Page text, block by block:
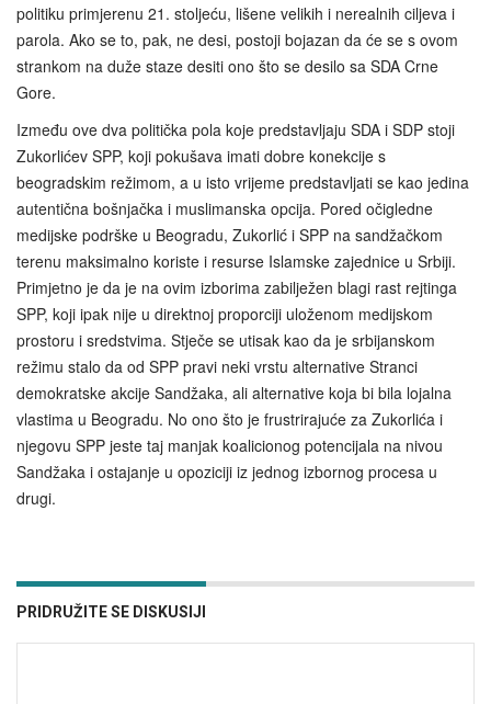
politiku primjerenu 21. stoljeću, lišene velikih i nerealnih ciljeva i
parola. Ako se to, pak, ne desi, postoji bojazan da će se s ovom
strankom na duže staze desiti ono što se desilo sa SDA Crne
Gore.
Između ove dva politička pola koje predstavljaju SDA i SDP stoji
Zukorlićev SPP, koji pokušava imati dobre konekcije s
beogradskim režimom, a u isto vrijeme predstavljati se kao jedina
autentična bošnjačka i muslimanska opcija. Pored očigledne
medijske podrške u Beogradu, Zukorlić i SPP na sandžačkom
terenu maksimalno koriste i resurse Islamske zajednice u Srbiji.
Primjetno je da je na ovim izborima zabilježen blagi rast rejtinga
SPP, koji ipak nije u direktnoj proporciji uloženom medijskom
prostoru i sredstvima. Stječe se utisak kao da je srbijanskom
režimu stalo da od SPP pravi neki vrstu alternative Stranci
demokratske akcije Sandžaka, ali alternative koja bi bila lojalna
vlastima u Beogradu. No ono što je frustrirajuće za Zukorlića i
njegovu SPP jeste taj manjak koalicionog potencijala na nivou
Sandžaka i ostajanje u opoziciji iz jednog izbornog procesa u
drugi.
PRIDRUŽITE SE DISKUSIJI